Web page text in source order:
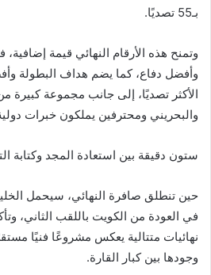
بـ55 تصديًا.
وتمنح هذه الأرقام النهائي قيمة
وأفضل دفاع، كما يضم هداف البطولة
الأكثر تصديًا، إلى جانب مجموعة كبيرة
والبحريني ومحترفين يملكون خبرات
ستون دقيقة بين استعادة المجد وكتابة
حين تنطلق صافرة النهائي، سيحمل
في العودة من الكويت باللقب الثاني،
نهائيات متتالية يعكس مشروعًا فنيًا
وجودها بين كبار القارة.